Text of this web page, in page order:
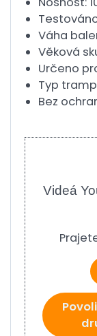
Váha
Věková
Určeno
Typ
Bez
Videá